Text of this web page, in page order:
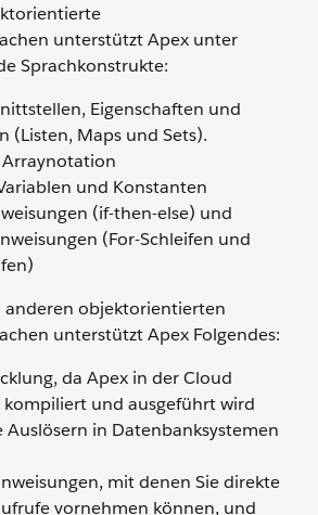
unterstützt Apex unter
Sprachkonstrukte:
Eigenschaften und
(Listen, Maps und Sets).
und Konstanten
(if-then-else) und
(For-Schleifen und
anderen objektorientierten
unterstützt Apex Folgendes:
da Apex in der Cloud
kompiliert und ausgeführt wird
Auslösern in Datenbanksystemen
mit denen Sie direkte
vornehmen können, und